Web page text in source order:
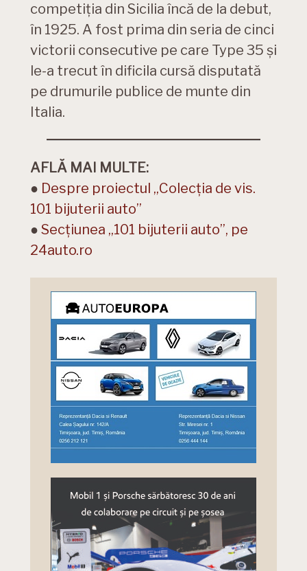
competiția din Sicilia încă de la debut,
în 1925. A fost prima din seria de cinci
victorii consecutive pe care Type 35 și
le-a trecut în dificila cursă disputată
pe drumurile publice de munte din
Italia.
AFLĂ MAI MULTE:
● Despre proiectul „Colecția de vis.
101 bijuterii auto”
● Secțiunea „101 bijuterii auto”, pe
24auto.ro